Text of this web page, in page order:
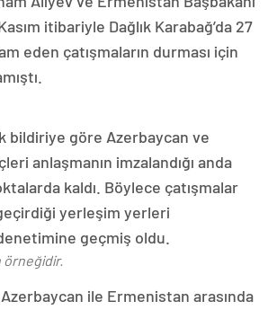
itibariyle Dağlık Karabağ’da 27
eden çatışmaların durması için
bildiriye göre Azerbaycan ve
anlaşmanın imzalandığı anda
kaldı. Böylece çatışmalar
yerleşim yerleri
geçmiş oldu.
örneğidir.
Azerbaycan ile Ermenistan arasında